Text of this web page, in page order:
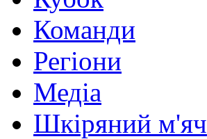
Команди
Регіони
Медіа
Шкіряний м'яч